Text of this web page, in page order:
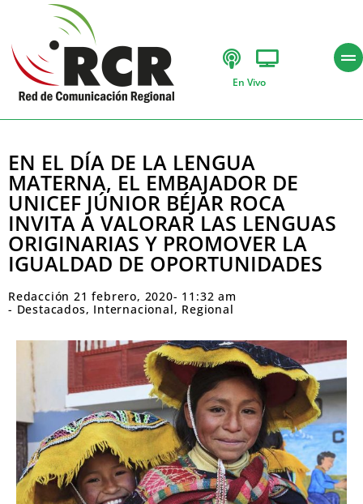
En Vivo
EN EL DÍA DE LA LENGUA
MATERNA, EL EMBAJADOR DE
UNICEF JÚNIOR BÉJAR ROCA
INVITA A VALORAR LAS LENGUAS
ORIGINARIAS Y PROMOVER LA
IGUALDAD DE OPORTUNIDADES
Redacción 21 febrero, 2020- 11:32 am
- Destacados, Internacional, Regional